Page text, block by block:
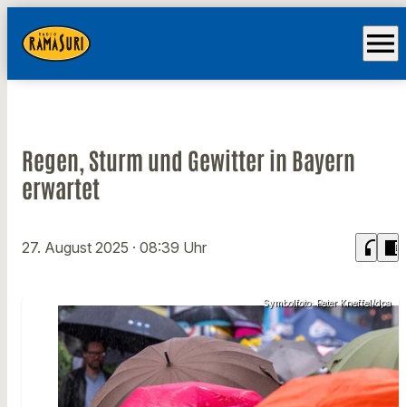
menu
Regen, Sturm und Gewitter in Bayern
erwartet
27. August 2025 · 08:39 Uhr headphones chrome_reader_mode
Symbolfoto: Peter Kneffel/dpa